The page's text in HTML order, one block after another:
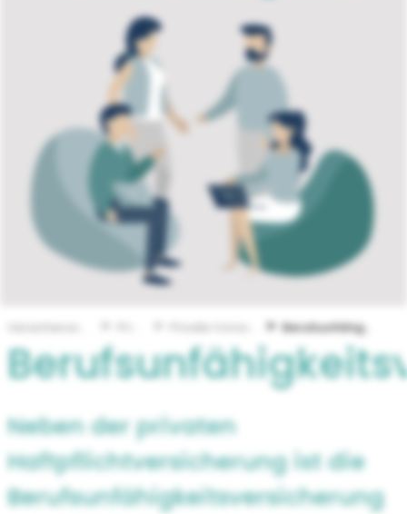
Berufsunfähigkeit
Neben der privaten
Haftpflichtversicherung ist die
Berufsunfähigkeitsversicherung